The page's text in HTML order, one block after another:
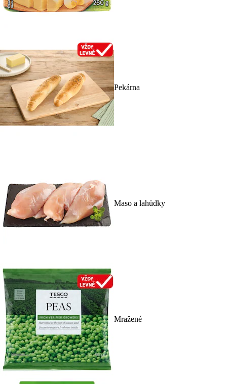
Pekárna
Maso a lahůdky
Mražené